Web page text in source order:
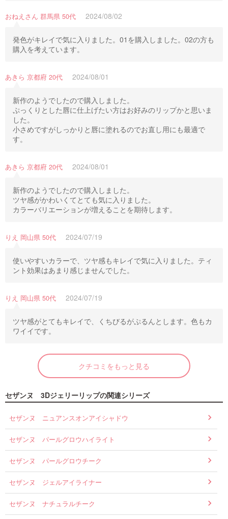
おねえさん 群馬県 50代 2024/08/02
発色がキレイで気に入りました。01を購入しました。02の方も
購入を考えています。
あきら 京都府 20代 2024/08/01
新作のようでしたので購入しました。
ぷっくりとした唇に仕上げたい方はお好みのリップかと思いま
した。
小さめですがしっかりと唇に塗れるのでお直し用にも最適で
す。
あきら 京都府 20代 2024/08/01
新作のようでしたので購入しました。
ツヤ感がかわいくてとても気に入りました。
カラーバリエーションが増えることを期待します。
りえ 岡山県 50代 2024/07/19
使いやすいカラーで、ツヤ感もキレイで気に入りました。ティ
ント効果はあまり感じませんでした。
りえ 岡山県 50代 2024/07/19
ツヤ感がとてもキレイで、くちびるがぷるんとします。色もカ
ワイイです。
クチコミをもっと見る
セザンヌ 3Dジェリーリップの関連シリーズ
セザンヌ ニュアンスオンアイシャドウ
セザンヌ パールグロウハイライト
セザンヌ パールグロウチーク
セザンヌ ジェルアイライナー
セザンヌ ナチュラルチーク